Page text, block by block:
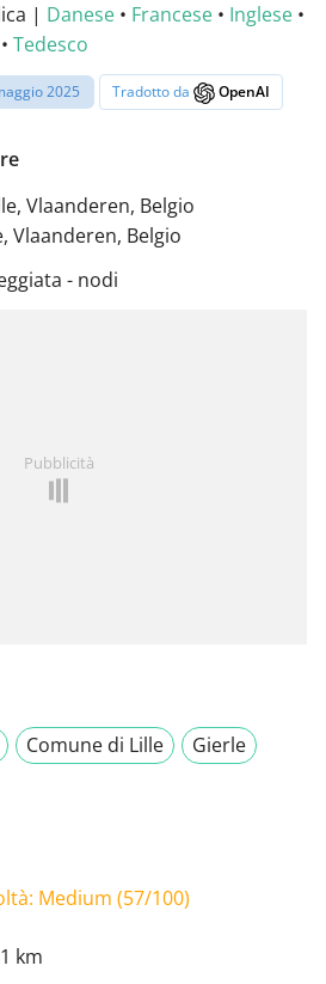
| Danese • Francese • Inglese •
• Tedesco
2025 Tradotto da OpenAI
Vlaanderen, Belgio
Vlaanderen, Belgio
- nodi
Pubblicità
Comune di Lille
Gierle
Medium (57/100)
km